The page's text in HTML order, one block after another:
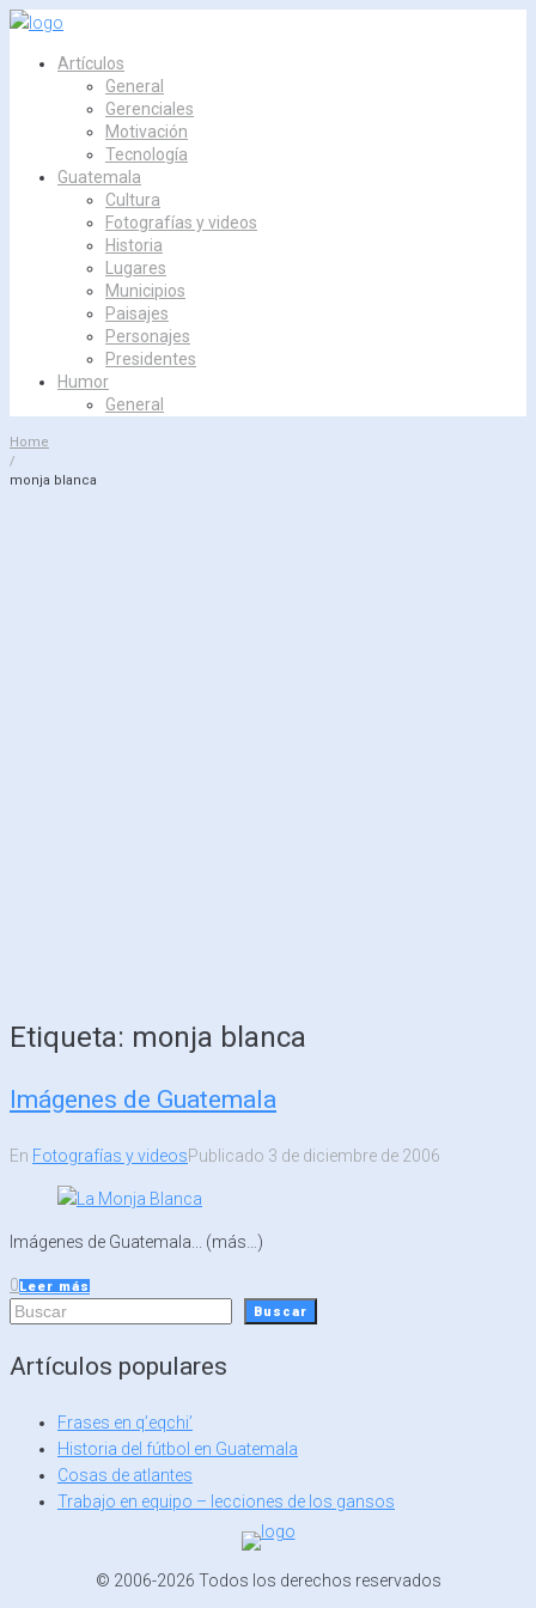
Skip
content
Artículos
General
Gerenciales
Motivación
Tecnología
Guatemala
Cultura
Fotografías y videos
Historia
Lugares
Municipios
Paisajes
Personajes
Presidentes
Humor
General
Home
/
monja blanca
Etiqueta: monja blanca
Imágenes de Guatemala
En Fotografías y videosPublicado 3 de diciembre de 2006
Imágenes de Guatemala... (más…)
0 Leer más
Buscar Buscar
Artículos populares
Frases en q’eqchi’
Historia del fútbol en Guatemala
Cosas de atlantes
Trabajo en equipo – lecciones de los gansos
© 2006-2026 Todos los derechos reservados